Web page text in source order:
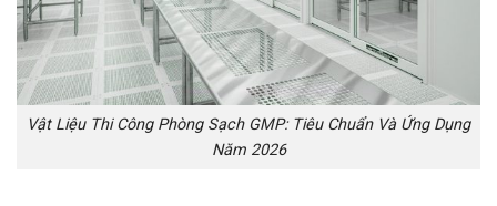
Vật Liệu Thi Công Phòng Sạch GMP: Tiêu Chuẩn Và Ứng Dụng
Năm 2026